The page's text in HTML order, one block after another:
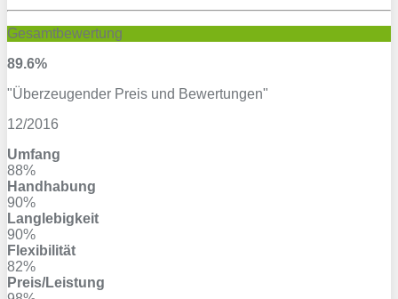
Gesamtbewertung
89.6%
"Überzeugender Preis und Bewertungen"
12/2016
Umfang
88%
Handhabung
90%
Langlebigkeit
90%
Flexibilität
82%
Preis/Leistung